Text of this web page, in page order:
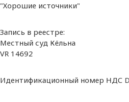
"Хорошие источники"
Запись в реестре:
Местный суд Кёльна
VR 14692
Идентификационный номер НДС